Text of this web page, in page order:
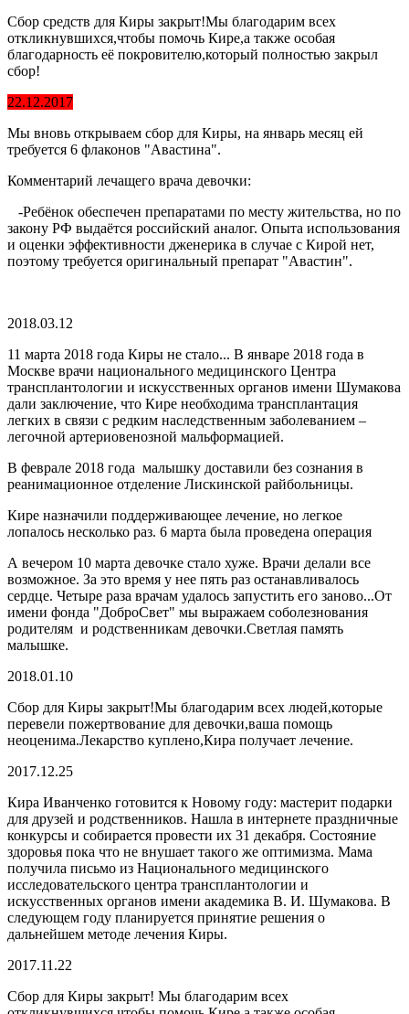
Сбор средств для Киры закрыт!Мы благодарим всех
откликнувшихся,чтобы помочь Кире,а также особая
благодарность её покровителю,который полностью закрыл
сбор!
22.12.2017
Мы вновь открываем сбор для Киры, на январь месяц ей
требуется 6 флаконов "Авастина".
Комментарий лечащего врача девочки:
-Ребёнок обеспечен препаратами по месту жительства, но по
закону РФ выдаётся российский аналог. Опыта использования
и оценки эффективности дженерика в случае с Кирой нет,
поэтому требуется оригинальный препарат "Авастин".
2018.03.12
11 марта 2018 года Киры не стало... В январе 2018 года в
Москве врачи национального медицинского Центра
трансплантологии и искусственных органов имени Шумакова
дали заключение, что Кире необходима трансплантация
легких в связи с редким наследственным заболеванием –
легочной артериовенозной мальформацией.
В феврале 2018 года малышку доставили без сознания в
реанимационное отделение Лискинской райбольницы.
Кире назначили поддерживающее лечение, но легкое
лопалось несколько раз. 6 марта была проведена операция
А вечером 10 марта девочке стало хуже. Врачи делали все
возможное. За это время у нее пять раз останавливалось
сердце. Четыре раза врачам удалось запустить его заново...От
имени фонда "ДоброСвет" мы выражаем соболезнования
родителям и родственникам девочки.Светлая память
малышке.
2018.01.10
Сбор для Киры закрыт!Мы благодарим всех людей,которые
перевели пожертвование для девочки,ваша помощь
неоценима.Лекарство куплено,Кира получает лечение.
2017.12.25
Кира Иванченко готовится к Новому году: мастерит подарки
для друзей и родственников. Нашла в интернете праздничные
конкурсы и собирается провести их 31 декабря. Состояние
здоровья пока что не внушает такого же оптимизма. Мама
получила письмо из Национального медицинского
исследовательского центра трансплантологии и
искусственных органов имени академика В. И. Шумакова. В
следующем году планируется принятие решения о
дальнейшем методе лечения Киры.
2017.11.22
Сбор для Киры закрыт! Мы благодарим всех